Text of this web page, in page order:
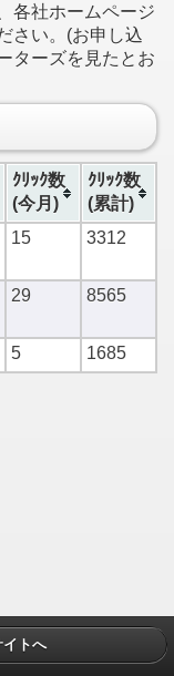
各社ホームページ
さい。(お申し込
ターズを見たとお
ｸﾘｯｸ数
(今月)
ｸﾘｯｸ数
(累計)
15 3312
29 8565
5 1685
イトへ